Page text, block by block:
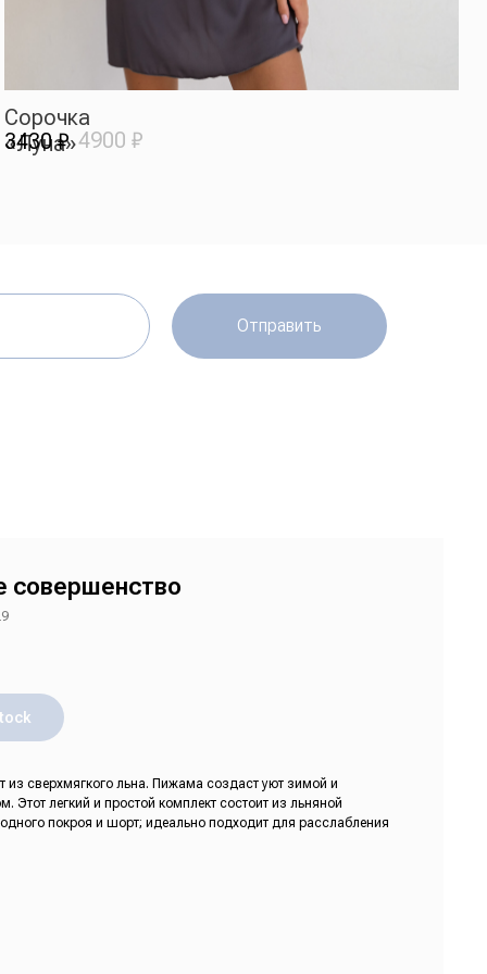
Отправить
совершенство
из сверхмягкого льна. Пижама создаст уют зимой и
Этот легкий и простой комплект состоит из льняной
покроя и шорт; идеально подходит для расслабления